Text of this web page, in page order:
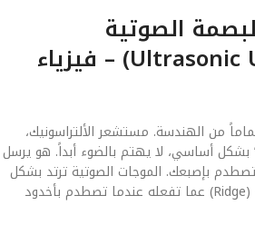
الصوتية
(Ultrasonic Under-Display) – فيزياء
من الهندسة. مستشعر الألتراسونيك،
بشكل أساسي، لا يهتم بالضوء أبداً. هو يرسل
بإصبعك. الموجات الصوتية ترتد بشكل
مختلف عندما تصطدم بنتوء (Ridge) عما تفعله عندما تصطدم بأخدود